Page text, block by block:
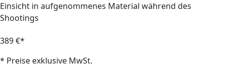
Einsicht in aufgenommenes Material während des
Shootings
389 €*
* Preise exklusive MwSt.